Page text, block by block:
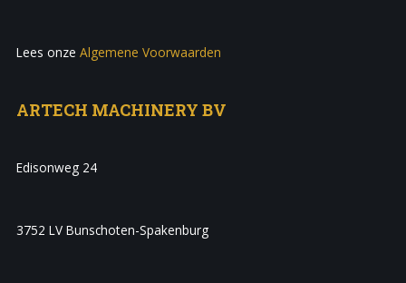
Lees onze Algemene Voorwaarden
ARTECH MACHINERY BV
Edisonweg 24
3752 LV Bunschoten-Spakenburg